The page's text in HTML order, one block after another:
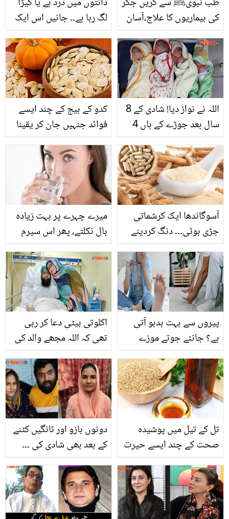
لگ رہا ہے۔۔ جانیں اس ایک
استعمال کرنے سے دانتوں
کے مسائل اور تکلیف سے
چھٹکارہ کیسے ممکن ہے؟
کی بیماریوں کا علاج،آسان
سے نجات پائیں۔۔۔
کدو کے بیج کے چند ایسے
فوائد جنہیں جان کر یقینا
اللہ نے نواز دیا! شادی کے 8
سال بعد جوڑے کے ہاں 4
پیدائش ۔۔ خوش قسمت
والد نے اولاد کی خوشی
میں ایسا کیا کیا کہ غریب
بھی خوش ہوگئے؟
میرے چہرے پر بہت زیادہ
بال نکلتے، پھر اس سیرم
چہرے کے بالوں کو ختم
کرنے لئے بازار سے ملنے والا
مہنگا سیرم اب خود گھر
میں
آسوگاندھا ایک کرشماتی
جڑی بوٹی۔۔۔ دنگ کردینے
اکلوتی بیٹی دعا کر رہی
تھی کہ اللہ مجھے والد کی
لڑکی جس نے اپنے باپ کی
زندگی بچانے کے لیے اپنا
جگر عطیہ کیا
پیروں سے بہت بدبو آتی
ہے؟ جانئے جوتے موزے
والی بدبو کو دور کرنے کے
چند آسان طریقے
دونوں بازو اور ٹانگیں کٹنے
کے بعد بھی شادی کی ۔۔۔
محبت کی داستاں، لیکن کیا
اب دونوں کی طلاق
ہوگئی؟
تل کے تیل میں پوشیدہ
صحت کے چند ایسے حیرت
ناواقف